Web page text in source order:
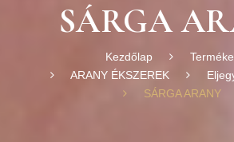
SÁRGA
Kezdőlap
ARANY ÉKSZEREK
SÁRGA ARANY